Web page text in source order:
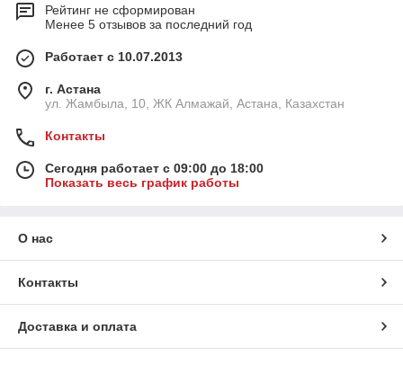
Рейтинг не сформирован
Менее 5 отзывов за последний год
Работает с 10.07.2013
г. Астана
ул. Жамбыла, 10, ЖК Алмажай, Астана, Казахстан
Контакты
Сегодня работает с 09:00 до 18:00
Показать весь график работы
О нас
Контакты
Доставка и оплата